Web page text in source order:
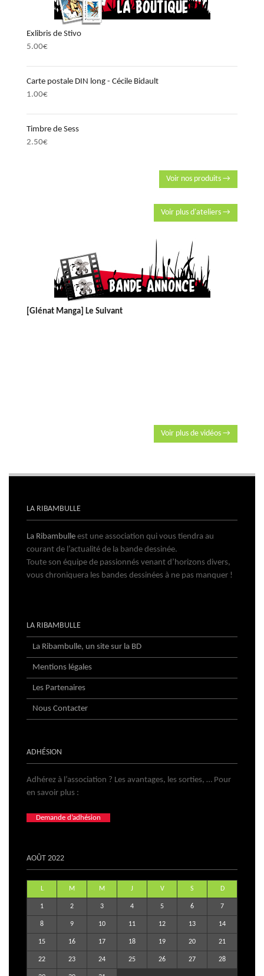
Exlibris de Stivo
5.00€
Carte postale DIN long - Cécile Bidault
1.00€
Timbre de Sess
2.50€
Voir nos produits →
Voir plus d'ateliers →
[Glénat Manga] Le Suivant
Voir plus de vidéos →
LA RIBAMBULLE
La Ribambulle est une association qui vous tiendra au
courant de l’actualité de la bande dessinée.
Toute son équipe de passionnés venant d’horizons divers,
vous chroniquera les bandes dessinées à ne pas manquer !
LA RIBAMBULLE
La Ribambulle, un site sur la BD
Mentions légales
Les Partenaires
Nous Contacter
ADHÉSION
Adhérez à l’association ? Les avantages, les sorties, … Pour
en savoir plus :
Demande d’adhésion
AOÛT 2022
L M M J V S D
1 2 3 4 5 6 7
8 9 10 11 12 13 14
15 16 17 18 19 20 21
22 23 24 25 26 27 28